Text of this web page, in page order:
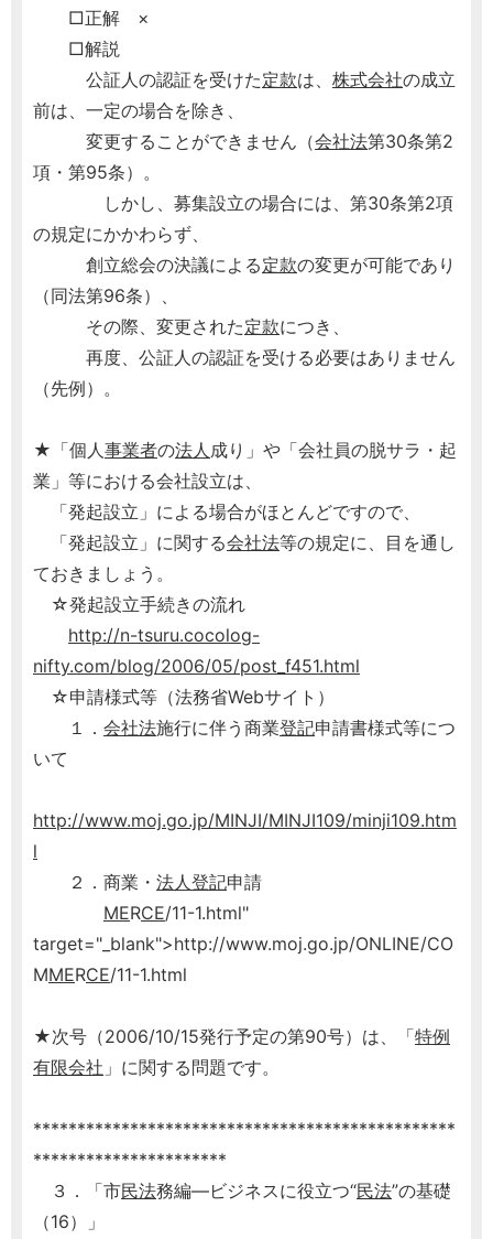
□正解 ×
□解説
公証人の認証を受けた定款は、 株式会社の成立
前は、一定の場合を除き、
変更することができません（会社法第30条第2
項・第95条）。
しかし、募集設立の場合には、第30条第2項
の規定にかかわらず、
創立総会の決議による定款の変更が可能であり
（同法第96条）、
その際、変更された定款につき、
再度、公証人の認証を受ける必要はありません
（先例）。
★「個人事業者の法人成り」や「会社員の脱サラ・起
業」等における会社設立は、
「発起設立」による場合がほとんどですので、
「発起設立」に関する会社法等の規定に、目を通し
ておきましょう。
☆発起設立手続きの流れ
http://n-tsuru.cocolog-
nifty.com/blog/2006/05/post_f451.html
☆申請様式等（法務省Webサイト）
１． 会社法施行に伴う商業登記申請書様式等につ
いて
http://www.moj.go.jp/MINJI/MINJI109/minji109.htm
l
２．商業・ 法人登記申請
MERCE/11-1.html"
target="_blank">http://www.moj.go.jp/ONLINE/CO
MMERCE/11-1.html
★次号（2006/10/15発行予定の第90号）は、「特例
有限会社 」に関する問題です。
************************************************
**********************
３．「市民法務編―ビジネスに役立つ“民法”の基礎
（16）」